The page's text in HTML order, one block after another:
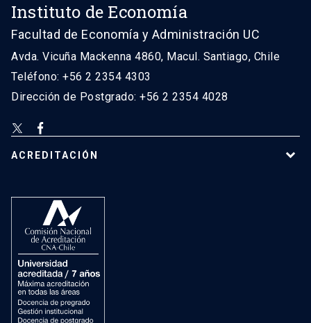
Instituto de Economía
Facultad de Economía y Administración UC
Avda. Vicuña Mackenna 4860, Macul. Santiago, Chile
Teléfono: +56 2 2354 4303
Dirección de Postgrado: +56 2 2354 4028
ACREDITACIÓN